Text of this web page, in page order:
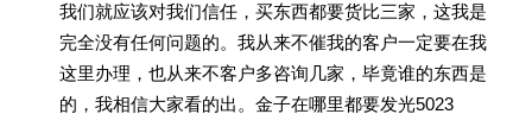
我们就应该对我们信任，买东西都要货比三家，这我是
完全没有任何问题的。我从来不催我的客户一定要在我
这里办理，也从来不客户多咨询几家，毕竟谁的东西是
的，我相信大家看的出。金子在哪里都要发光5023